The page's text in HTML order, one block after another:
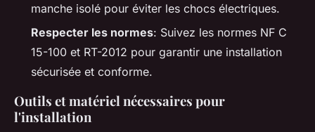
manche isolé pour éviter les chocs électriques.
Respecter les normes: Suivez les normes NF C
15-100 et RT-2012 pour garantir une installation
sécurisée et conforme.
Outils et matériel nécessaires pour
l'installation